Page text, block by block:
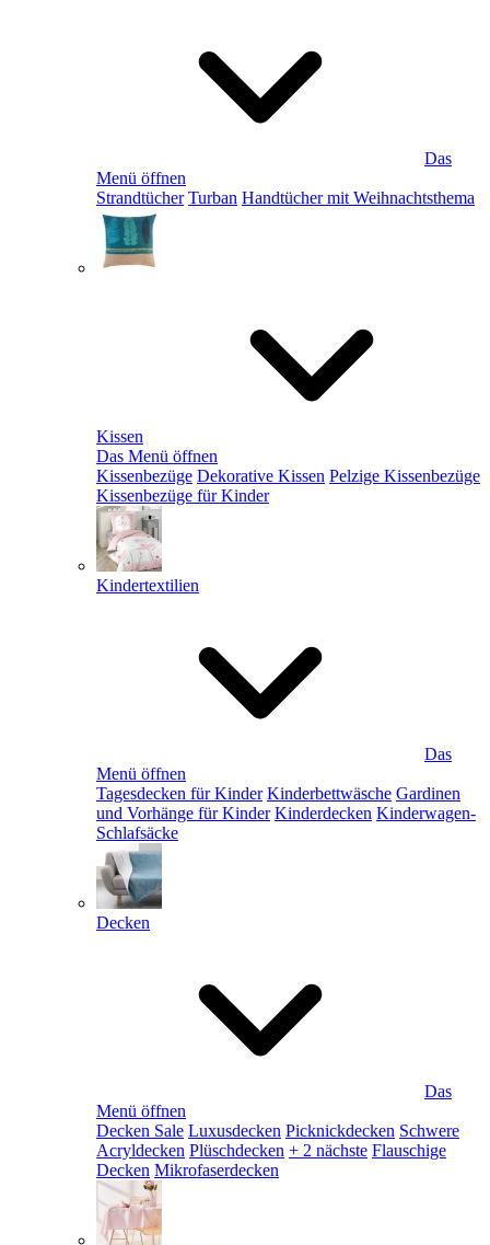
Das
Menü öffnen
Strandtücher Turban Handtücher mit Weihnachtsthema
Kissen
Das Menü öffnen
Kissenbezüge Dekorative Kissen Pelzige Kissenbezüge
Kissenbezüge für Kinder
Kindertextilien
Das
Menü öffnen
Tagesdecken für Kinder Kinderbettwäsche Gardinen
und Vorhänge für Kinder Kinderdecken Kinderwagen-
Schlafsäcke
Decken
Das
Menü öffnen
Decken Sale Luxusdecken Picknickdecken Schwere
Acryldecken Plüschdecken + 2 nächste Flauschige
Decken Mikrofaserdecken